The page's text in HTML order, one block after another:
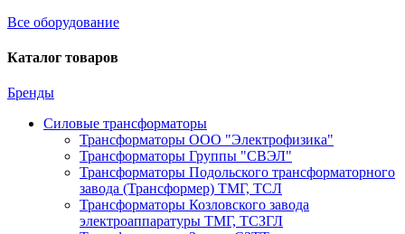
Все оборудование
Каталог товаров
Бренды
Силовые трансформаторы
Трансформаторы ООО "Электрофизика"
Трансформаторы Группы "СВЭЛ"
Трансформаторы Подольского трансформаторного
завода (Трансформер) ТМГ, ТСЛ
Трансформаторы Козловского завода
электроаппаратуры ТМГ, ТСЗГЛ